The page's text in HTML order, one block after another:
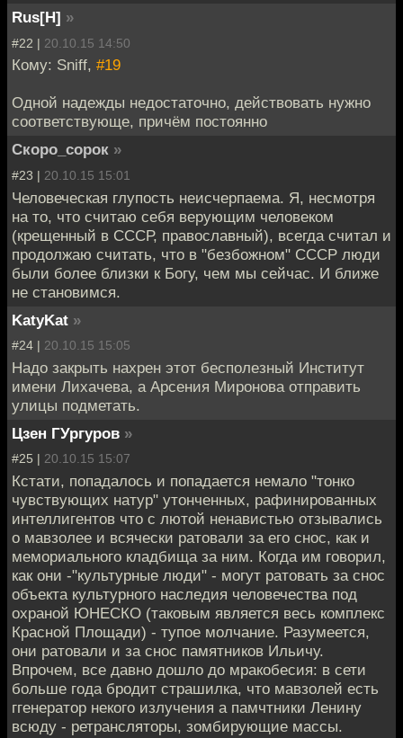
Rus[H] »
#22 | 20.10.15 14:50
Кому: Sniff, #19
Одной надежды недостаточно, действовать нужно
соответствующе, причём постоянно
Скоро_сорок »
#23 | 20.10.15 15:01
Человеческая глупость неисчерпаема. Я, несмотря
на то, что считаю себя верующим человеком
(крещенный в СССР, православный), всегда считал и
продолжаю считать, что в "безбожном" СССР люди
были более близки к Богу, чем мы сейчас. И ближе
не становимся.
KatyKat »
#24 | 20.10.15 15:05
Надо закрыть нахрен этот бесполезный Институт
имени Лихачева, а Арсения Миронова отправить
улицы подметать.
Цзен ГУргуров »
#25 | 20.10.15 15:07
Кстати, попадалось и попадается немало "тонко
чувствующих натур" утонченных, рафинированных
интеллигентов что с лютой ненавистью отзывались
о мавзолее и всячески ратовали за его снос, как и
мемориального кладбища за ним. Когда им говорил,
как они -"культурные люди" - могут ратовать за снос
объекта культурного наследия человечества под
охраной ЮНЕСКО (таковым является весь комплекс
Красной Площади) - тупое молчание. Разумеется,
они ратовали и за снос памятников Ильичу.
Впрочем, все давно дошло до мракобесия: в сети
больше года бродит страшилка, что мавзолей есть
ггенератор некого излучения а памчтники Ленину
всюду - ретрансляторы, зомбирующие массы.